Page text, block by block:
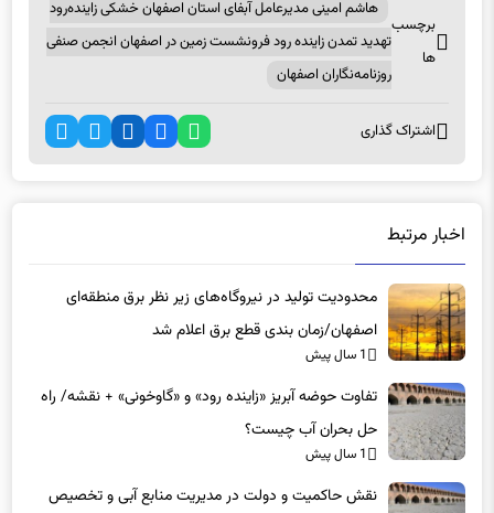
برچسب
ها
هاشم امینی مدیرعامل آبفای استان اصفهان خشکی زاینده‌رود
تهدید تمدن زاینده رود فرونشست زمین در اصفهان انجمن صنفی
روزنامه‌نگاران اصفهان
اشتراک گذاری
اخبار مرتبط
محدودیت تولید در نیروگاه‌های زیر نظر برق منطقه‌ای
اصفهان/زمان بندی قطع برق اعلام شد
1 سال پیش
تفاوت حوضه آبریز «زاینده رود» و «گاوخونی» + نقشه/ راه
حل بحران آب چیست؟
1 سال پیش
نقش حاکمیت و دولت در مدیریت منابع آبی و تخصیص